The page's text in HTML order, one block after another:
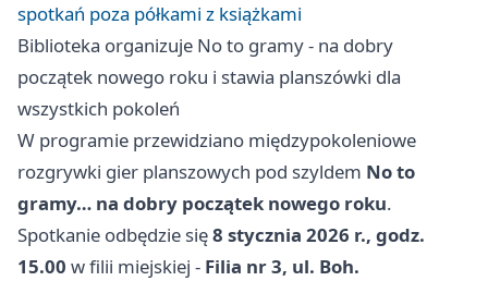
spotkań poza półkami z książkami
Biblioteka organizuje No to gramy - na dobry
początek nowego roku i stawia planszówki dla
wszystkich pokoleń
W programie przewidziano międzypokoleniowe
rozgrywki gier planszowych pod szyldem No to
gramy… na dobry początek nowego roku.
Spotkanie odbędzie się8 stycznia 2026 r., godz.
15.00 w filii miejskiej - Filia nr 3, ul. Boh.